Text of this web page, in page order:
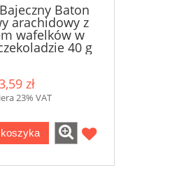
Baton
arachidowy z
wafelków w
40 g
zł
23% VAT